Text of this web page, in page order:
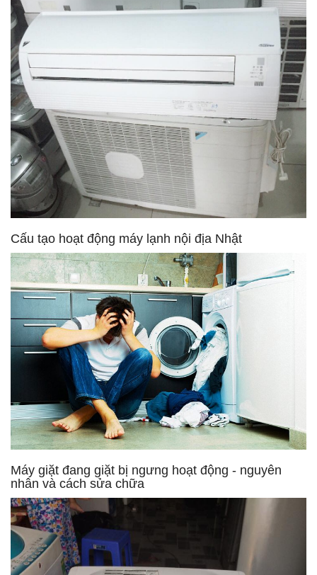
Cấu tạo hoạt động máy lạnh nội địa Nhật
Máy giặt đang giặt bị ngưng hoạt động - nguyên
nhân và cách sửa chữa